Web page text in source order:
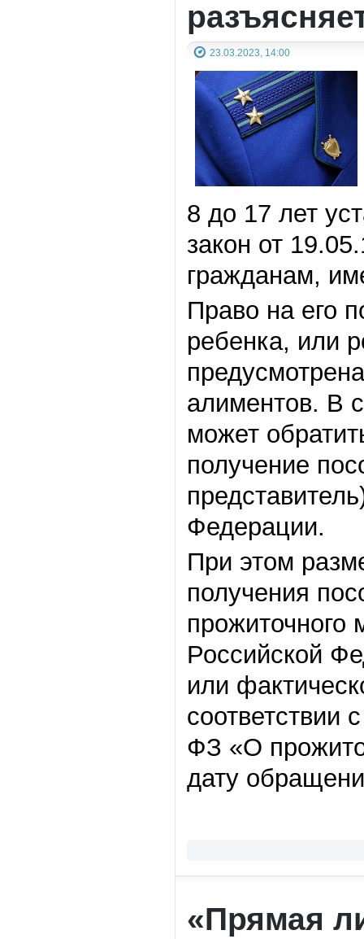
23.03.2023, 14:00
8 до 17 лет
закон от
гражданам,
Право на его
ребенка, или
алиментов. В
может
получение
Федерации.
При этом
получения
прожиточного
Российской
или
ФЗ «О
дату
«Прямая